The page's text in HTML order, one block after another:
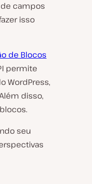
campos
isso
de Blocos
permite
WordPress,
disso,
seu